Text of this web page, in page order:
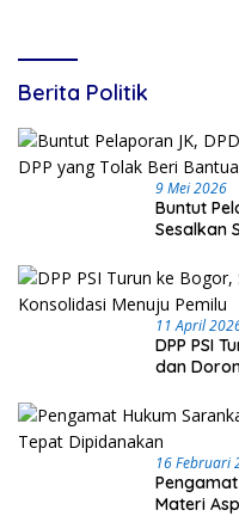
Berita Politik
9 Mei 2026
Buntut
Sesalkan
11 April
DPP PSI
dan
16 Februari
Materi